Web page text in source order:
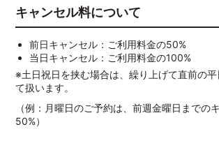
キャンセル料について
前日キャンセル：ご利用料金の50%
当日キャンセル：ご利用料金の100%
※土日祝日を挟む場合は、繰り上げて直前の
て扱います。
（例：月曜日のご予約は、前週金曜日までの
50%）